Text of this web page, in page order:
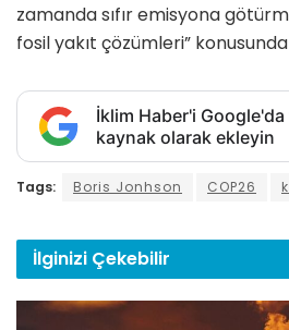
zamanda sıfır emisyona
fosil yakıt çözümleri” konusunda
İklim Haber'i
kaynak olarak ekleyin
Tags: Boris Jonhson COP26
İlginizi Çekebilir